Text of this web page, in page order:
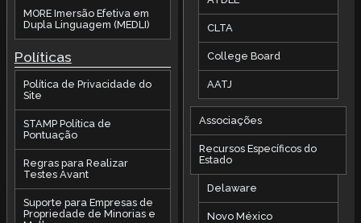
MORE Imersão Efetiva em
Dupla Linguagem (MEDLI)
Políticas
Política de Privacidade do
Site
STAMP Política de
Pontuação
Regras para Realizar
Testes Avant
Suporte para Empresas de
Propriedade de Minorias e
CLTA
College Board
AATJ
Associações
Recursos Específicos do
Estado
Delaware
Novo México